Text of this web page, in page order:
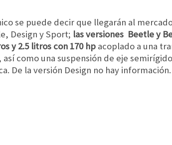
se puede decir que llegarán al
Design y Sport; las versiones Beetle y
y 2.5 litros con 170 hp acoplado a una
como una suspensión de eje
De la versión Design no hay información.